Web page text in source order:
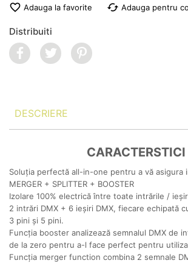
 Adauga la favorite cached Adauga pentru
Distribuiti
DESCRIERE
CARACTERSTICI
Soluția perfectă all-in-one pentru a vă asigura
MERGER + SPLITTER + BOOSTER
Izolare 100% electrică între toate intrările /
2 intrări DMX + 6 ieșiri DMX, fiecare echipată
3 pini și 5 pini.
Funcția booster analizează semnalul DMX de
de la zero pentru a-l face perfect pentru
Funcția merger function combina 2 semnale